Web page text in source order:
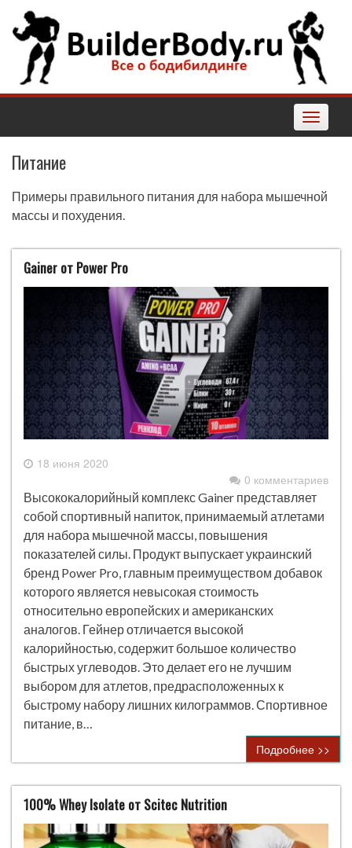
Наверх
Toggle
Питание
Примеры правильного питания для набора мышечной
массы и похудения.
Gainer от Power Pro
18 июня 2020
0 комментариев
Высококалорийный комплекс Gainer представляет
собой спортивный напиток, принимаемый атлетами
для набора мышечной массы, повышения
показателей силы. Продукт выпускает украинский
бренд Power Pro, главным преимуществом добавок
которого является невысокая стоимость
относительно европейских и американских
аналогов. Гейнер отличается высокой
калорийностью, содержит большое количество
быстрых углеводов. Это делает его не лучшим
выбором для атлетов, предрасположенных к
быстрому набору лишних килограммов. Спортивное
питание, в…
Подробнее >>
100% Whey Isolate от Scitec Nutrition